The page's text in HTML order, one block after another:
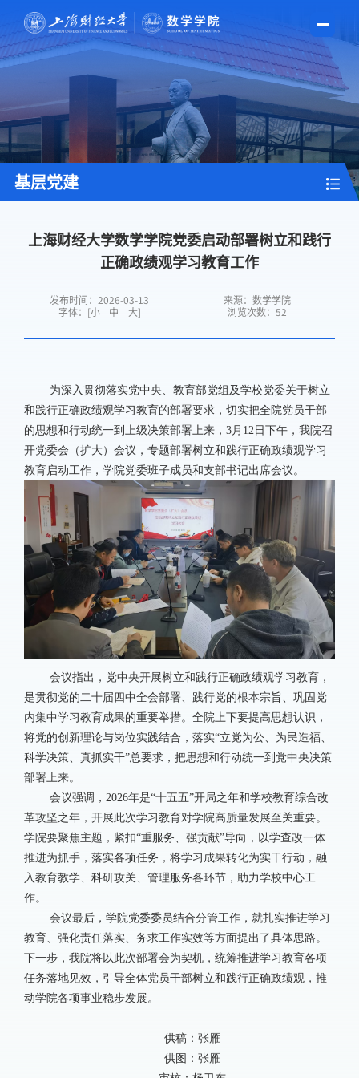
基层党建
上海财经大学数学学院党委启动部署树立和践行
正确政绩观学习教育工作
发布时间：2026-03-13
来源：数学学院
字体：[小 中 大] 浏览次数： 52
为深入贯彻落实党中央、教育部党组及学校党委关于树立
和践行正确政绩观学习教育的部署要求，切实把全院党员干部
的思想和行动统一到上级决策部署上来， 3月 12日下午，我院召
开党委会（扩大）会议，专题部署树立和践行正确政绩观学习
教育启动工作，学院党委班子成员和支部书记出席会议。
会议指出，党中央开展树立和践行正确政绩观学习教育，
是贯彻党的二十届四中全会部署、践行党的根本宗旨、巩固党
内集中学习教育成果的重要举措。全院上下要提高思想认识，
将党的创新理论与岗位实践结合，落实“立党为公、为民造福、
科学决策、真抓实干”总要求，把思想和行动统一到党中央决策
部署上来。
会议强调， 2026年是“十五五”开局之年和学校教育综合改
革攻坚之年，开展此次学习教育对学院高质量发展至关重要。
学院要聚焦主题，紧扣“重服务、强贡献”导向，以学查改一体
推进为抓手，落实各项任务，将学习成果转化为实干行动，融
入教育教学、科研攻关、管理服务各环节，助力学校中心工
作。
会议最后，学院党委委员结合分管工作，就扎实推进学习
教育、强化责任落实、务求工作实效等方面提出了具体思路。
下一步，我院将以此次部署会为契机，统筹推进学习教育各项
任务落地见效，引导全体党员干部树立和践行正确政绩观，推
动学院各项事业稳步发展。
供稿：张雁
供图：张雁